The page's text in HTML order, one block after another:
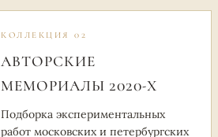
КОЛЛЕКЦИЯ 02
АВТОРСКИЕ
МЕМОРИАЛЫ 2020-Х
Подборка экспериментальных
работ московских и петербургских